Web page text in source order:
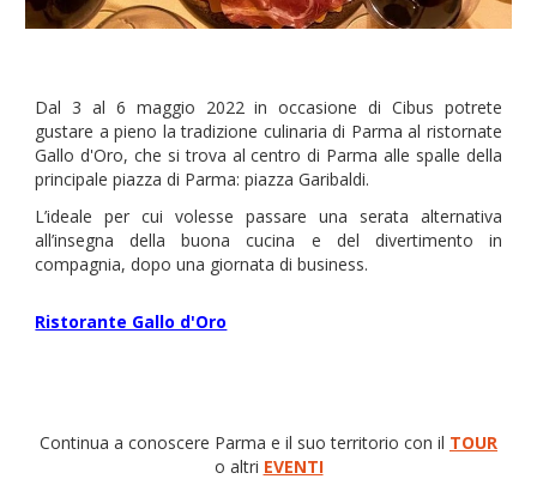
Dal 3 al 6 maggio 2022in occasione di Cibus potrete
gustare a pieno la tradizione culinaria di Parma al ristornate
Gallo d'Oro, che si trova al centro di Parma alle spalle della
principale piazza di Parma: piazza Garibaldi.
L’ideale per cui volesse passare una serata alternativa
all’insegna della buona cucina e del divertimento in
compagnia, dopo una giornata di business.
Ristorante Gallo d'Oro
Continua a conoscere Parma e il suo territorio con il TOUR
o altri EVENTI